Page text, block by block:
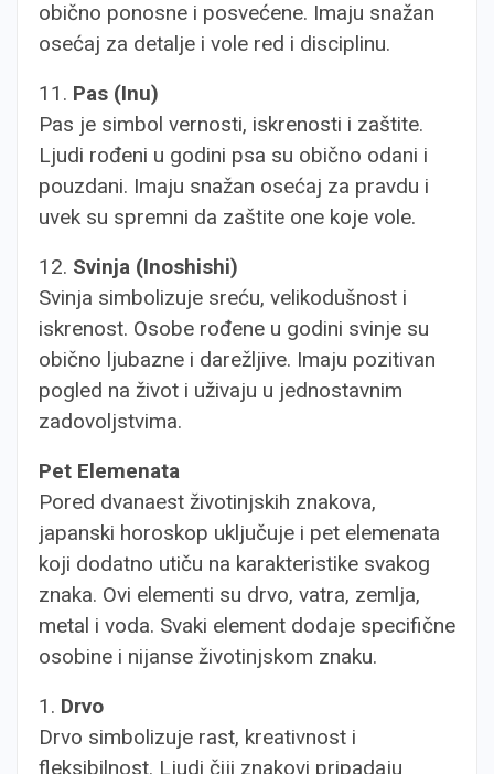
obično ponosne i posvećene. Imaju snažan
osećaj za detalje i vole red i disciplinu.
11. Pas (Inu)
Pas je simbol vernosti, iskrenosti i zaštite.
Ljudi rođeni u godini psa su obično odani i
pouzdani. Imaju snažan osećaj za pravdu i
uvek su spremni da zaštite one koje vole.
12. Svinja (Inoshishi)
Svinja simbolizuje sreću, velikodušnost i
iskrenost. Osobe rođene u godini svinje su
obično ljubazne i darežljive. Imaju pozitivan
pogled na život i uživaju u jednostavnim
zadovoljstvima.
Pet Elemenata
Pored dvanaest životinjskih znakova,
japanski horoskop uključuje i pet elemenata
koji dodatno utiču na karakteristike svakog
znaka. Ovi elementi su drvo, vatra, zemlja,
metal i voda. Svaki element dodaje specifične
osobine i nijanse životinjskom znaku.
1. Drvo
Drvo simbolizuje rast, kreativnost i
fleksibilnost. Ljudi čiji znakovi pripadaju